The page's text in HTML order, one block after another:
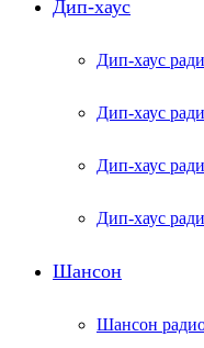
Дип-хаус
Дип-хаус
Дип-хаус
Дип-хаус
Дип-хаус
Шансон
Шансон